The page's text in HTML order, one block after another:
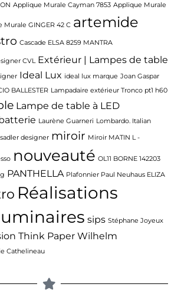
Applique Murale Cayman 7853 Applique Murale
Murale GINGER 42 C artemide
Cascade ELSA 8259 MANTRA
CVL Extérieur | Lampes de table
Ideal Lux ideal lux marque Joan Gaspar
BALLESTER Lampadaire extérieur Tronco pt1 h60
Lampe de table à LED
Laurène Guarneri Lombardo. Italian
designer miroir Miroir MATIN L -
nouveauté OL11 BORNE 142203
PANTHELLA Plafonnier Paul Neuhaus ELIZA
Réalisations
sips Stéphane Joyeux
Think Paper Wilhelm
Cathelineau